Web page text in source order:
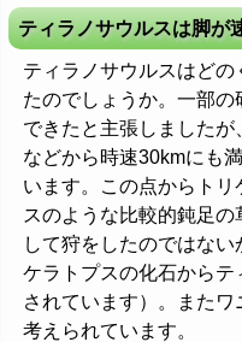
ティラノサウルスは脚が
ティラノサウルスはど
たのでしょうか。一部
できたと主張しました
などから時速30kmにも
います。この点からト
スのような比較的鈍足
して狩をしたのではな
ケラトプスの化石から
されています）。また
考えられています。